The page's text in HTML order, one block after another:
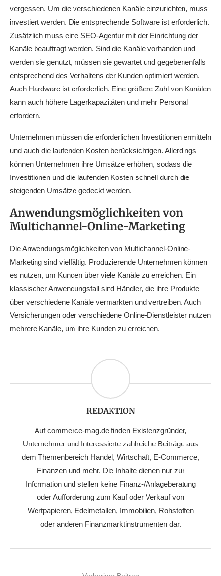
vergessen. Um die verschiedenen Kanäle einzurichten, muss
investiert werden. Die entsprechende Software ist erforderlich.
Zusätzlich muss eine SEO-Agentur mit der Einrichtung der
Kanäle beauftragt werden. Sind die Kanäle vorhanden und
werden sie genutzt, müssen sie gewartet und gegebenenfalls
entsprechend des Verhaltens der Kunden optimiert werden.
Auch Hardware ist erforderlich. Eine größere Zahl von Kanälen
kann auch höhere Lagerkapazitäten und mehr Personal
erfordern.
Unternehmen müssen die erforderlichen Investitionen ermitteln
und auch die laufenden Kosten berücksichtigen. Allerdings
können Unternehmen ihre Umsätze erhöhen, sodass die
Investitionen und die laufenden Kosten schnell durch die
steigenden Umsätze gedeckt werden.
Anwendungsmöglichkeiten von
Multichannel-Online-Marketing
Die Anwendungsmöglichkeiten von Multichannel-Online-
Marketing sind vielfältig. Produzierende Unternehmen können
es nutzen, um Kunden über viele Kanäle zu erreichen. Ein
klassischer Anwendungsfall sind Händler, die ihre Produkte
über verschiedene Kanäle vermarkten und vertreiben. Auch
Versicherungen oder verschiedene Online-Dienstleister nutzen
mehrere Kanäle, um ihre Kunden zu erreichen.
REDAKTION
Auf commerce-mag.de finden Existenzgründer,
Unternehmer und Interessierte zahlreiche Beiträge aus
dem Themenbereich Handel, Wirtschaft, E-Commerce,
Finanzen und mehr. Die Inhalte dienen nur zur
Information und stellen keine Finanz-/Anlageberatung
oder Aufforderung zum Kauf oder Verkauf von
Wertpapieren, Edelmetallen, Immobilien, Rohstoffen
oder anderen Finanzmarktinstrumenten dar.